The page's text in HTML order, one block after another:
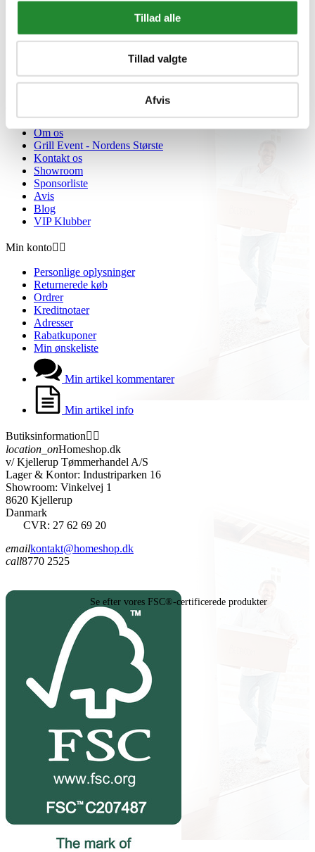
Tillad alle
Tillad valgte
Afvis
Cookie- og privatlivspolitik
Black Friday
Retur paller
Om os
Grill Event - Nordens Største
Kontakt os
Showroom
Sponsorliste
Avis
Blog
VIP Klubber
Min konto 
Personlige oplysninger
Returnerede køb
Ordrer
Kreditnotaer
Adresser
Rabatkuponer
Min ønskeliste
Min artikel kommentarer
Min artikel info
Butiksinformation 
location_onHomeshop.dk
v/ Kjellerup Tømmerhandel A/S
Lager & Kontor: Industriparken 16
Showroom: Vinkelvej 1
8620 Kjellerup
Danmark
CVR: 27 62 69 20
emailkontakt@homeshop.dk
call8770 2525
Se efter vores FSC®-certificerede produkter